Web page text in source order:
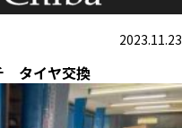
2023.11.23
タイヤ交換